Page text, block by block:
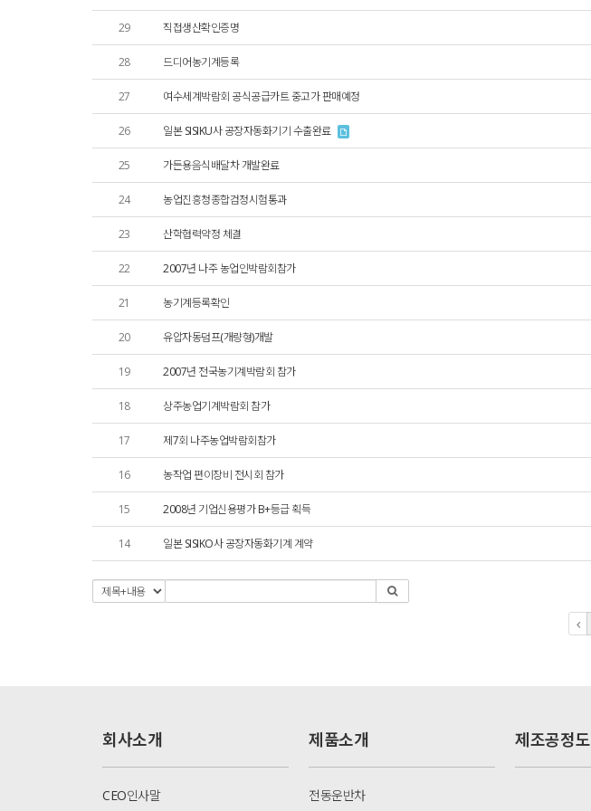
29 직접생산확인증명
28 드디어농기계등록
27 여수세계박람회 공식공급카트 중고가 판매예정
26 일본 SISIKU사 공장자동화기기 수출완료
25 가든용음식배달차 개발완료
24 농업진흥청종합검정시험통과
23 산학협력약정 체결
22 2007년 나주 농업인박람회참가
21 농기계등록확인
20 유압자동덤프(개량형)개발
19 2007년 전국농기계박람회 참가
18 상주농업기계박람회 참가
17 제7회 나주농업박람회참가
16 농작업 편이장비 전시회 참가
15 2008년 기업신용평가 B+등급 획득
14 일본 SISIKO사 공장자동화기계 계약
회사소개
CEO인사말
제품소개
전동운반차
제조공정도